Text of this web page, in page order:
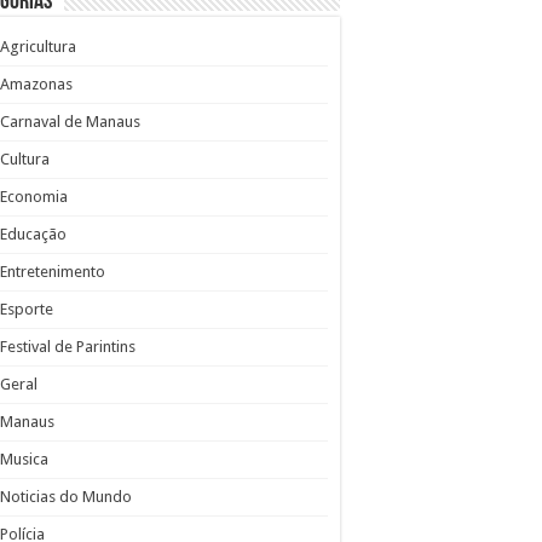
Agricultura
Amazonas
Carnaval de Manaus
Cultura
Economia
Educação
Entretenimento
Esporte
Festival de Parintins
Geral
Manaus
Musica
Noticias do Mundo
Polícia